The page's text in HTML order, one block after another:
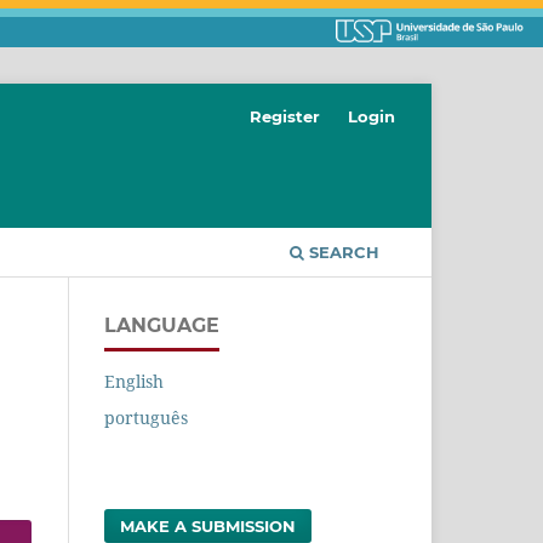
SEARCH
Register Login
LANGUAGE
English
português
MAKE A SUBMISSION